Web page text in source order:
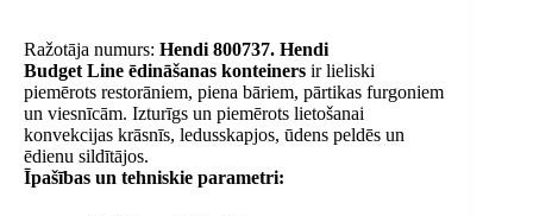
Ražotāja numurs: Hendi 800737. Hendi
Budget Line ēdināšanas konteiners ir lieliski
piemērots restorāniem, piena bāriem, pārtikas furgoniem
un viesnīcām. Izturīgs un piemērots lietošanai
konvekcijas krāsnīs, ledusskapjos, ūdens peldēs un
ēdienu sildītājos.
Īpašības un tehniskie parametri: